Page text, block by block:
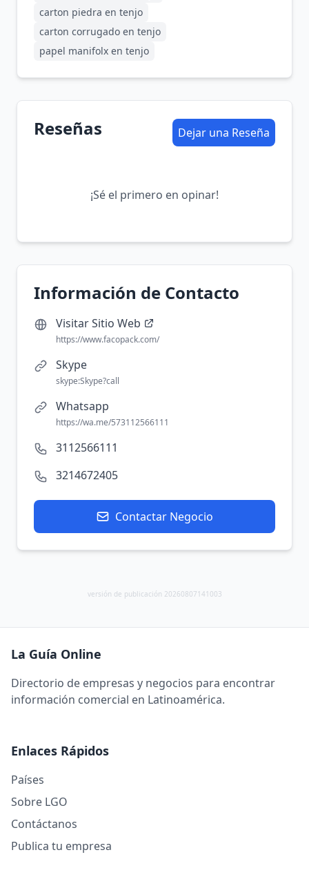
carton piedra en tenjo
carton corrugado en tenjo
papel manifolx en tenjo
Reseñas Dejar una Reseña
¡Sé el primero en opinar!
Información de Contacto
Visitar Sitio Web
https://www.facopack.com/
Skype
skype:Skype?call
Whatsapp
https://wa.me/573112566111
3112566111
3214672405
Contactar Negocio
versión de publicación 20260807141003
La Guía Online
Directorio de empresas y negocios para encontrar
información comercial en Latinoamérica.
Enlaces Rápidos
Países
Sobre LGO
Contáctanos
Publica tu empresa